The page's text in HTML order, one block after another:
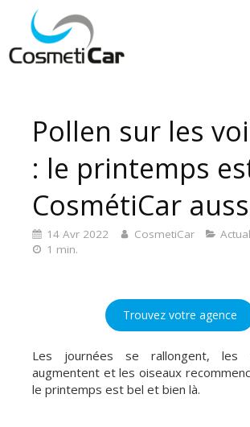
Pollen sur les
: le printemps
CosmétiCar
14 Avr 2022 CosmetiCar
1 min.
Trouvez votre agence
Les journées se rallongent, les
augmentent et les oiseaux
le printemps est bel et bien là.